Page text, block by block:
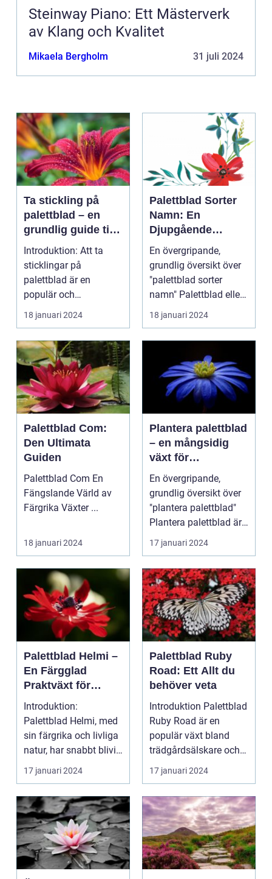
Steinway Piano: Ett Mästerverk
av Klang och Kvalitet
Mikaela Bergholm 31 juli 2024
Ta stickling på
palettblad – en
grundlig guide till
framgångsrik
förökning
Introduktion: Att ta
sticklingar på
palettblad är en
populär och
spännande metod för
att föröka och...
18 januari 2024
Palettblad Sorter
Namn: En
Djupgående
Översikt
En övergripande,
grundlig översikt över
"palettblad sorter
namn" Palettblad eller
Coleus är en popu...
18 januari 2024
Palettblad Com:
Den Ultimata
Guiden
Palettblad Com En
Fängslande Värld av
Färgrika Växter ...
18 januari 2024
Plantera palettblad
– en mångsidig
växt för
trädgårdsentusiast
En övergripande,
grundlig översikt över
"plantera palettblad"
Plantera palettblad är
en populär akt...
17 januari 2024
Palettblad Helmi –
En Färgglad
Praktväxt för
Hemmet
Introduktion:
Palettblad Helmi, med
sin färgrika och livliga
natur, har snabbt blivit
en favorit bla...
17 januari 2024
Palettblad Ruby
Road: Ett Allt du
behöver veta
Introduktion Palettblad
Ruby Road är en
populär växt bland
trädgårdsälskare och
inomhusväxtentusias..
17 januari 2024